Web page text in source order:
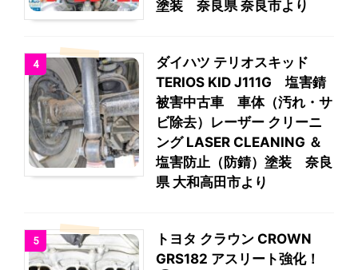
塗装 奈良県 奈良市より
4
ダイハツ テリオスキッド
TERIOS KID J111G 塩害錆
被害中古車 車体（汚れ・サ
ビ除去）レーザー クリーニ
ング LASER CLEANING ＆
塩害防止（防錆）塗装 奈良
県 大和高田市より
5
トヨタ クラウン CROWN
GRS182 アスリート強化！